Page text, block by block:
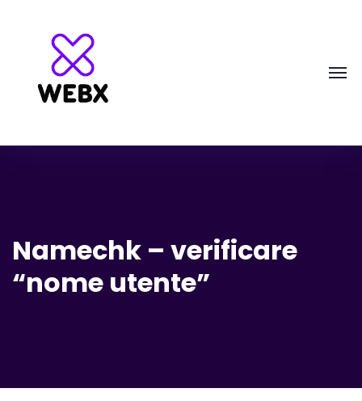
Namechk – verificare
“nome utente”